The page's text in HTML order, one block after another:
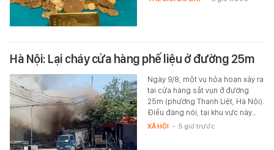
Hà Nội: Lại cháy cửa hàng phế liệu ở đường 25m
Ngày 9/8, một vụ hỏa hoạn xảy ra
tại cửa hàng sắt vụn ở đường
25m (phường Thanh Liệt, Hà Nội).
Điều đáng nói, tại khu vực này…
XÃ HỘI - 5 giờ trước